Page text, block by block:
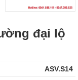
đại lộ
ASV.S14